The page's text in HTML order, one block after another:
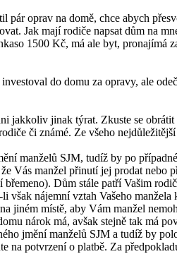
oprav na domě, chce abych
Jak mají rodiče napsat dům na
1500 Kč, má ale byt,
do domu za opravy, ale
jakkoliv jinak týrat. Zkuste se
či známé. Ze všeho
manželů SJM, tudíž by po
Vás manžel přinutí jej prodat
Dům stále patří Vašim
však nájemní vztah Vašeho manžela
jiném místě, aby Vám manžel
nárok má, avšak stejně tak má
jmění manželů SJM a tudíž by
na potvrzení o platbě. Za